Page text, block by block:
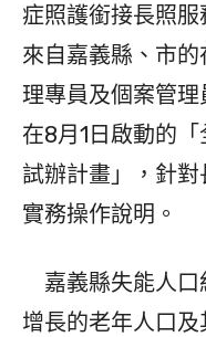
症照護銜接長照
來自嘉義縣、市
理專員及個案管
在8月1日啟動的
試辦計畫」，針
實務操作說明。
嘉義縣失能人口
增長的老年人口